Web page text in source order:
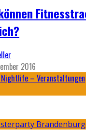
2016
– Veranstaltungen